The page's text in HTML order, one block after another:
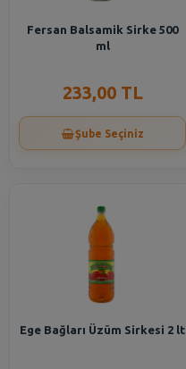
Fersan Balsamik Sirke 500
ml
233,00 TL
Şube Seçiniz
Ege Bağları Üzüm Sirkesi 2 lt